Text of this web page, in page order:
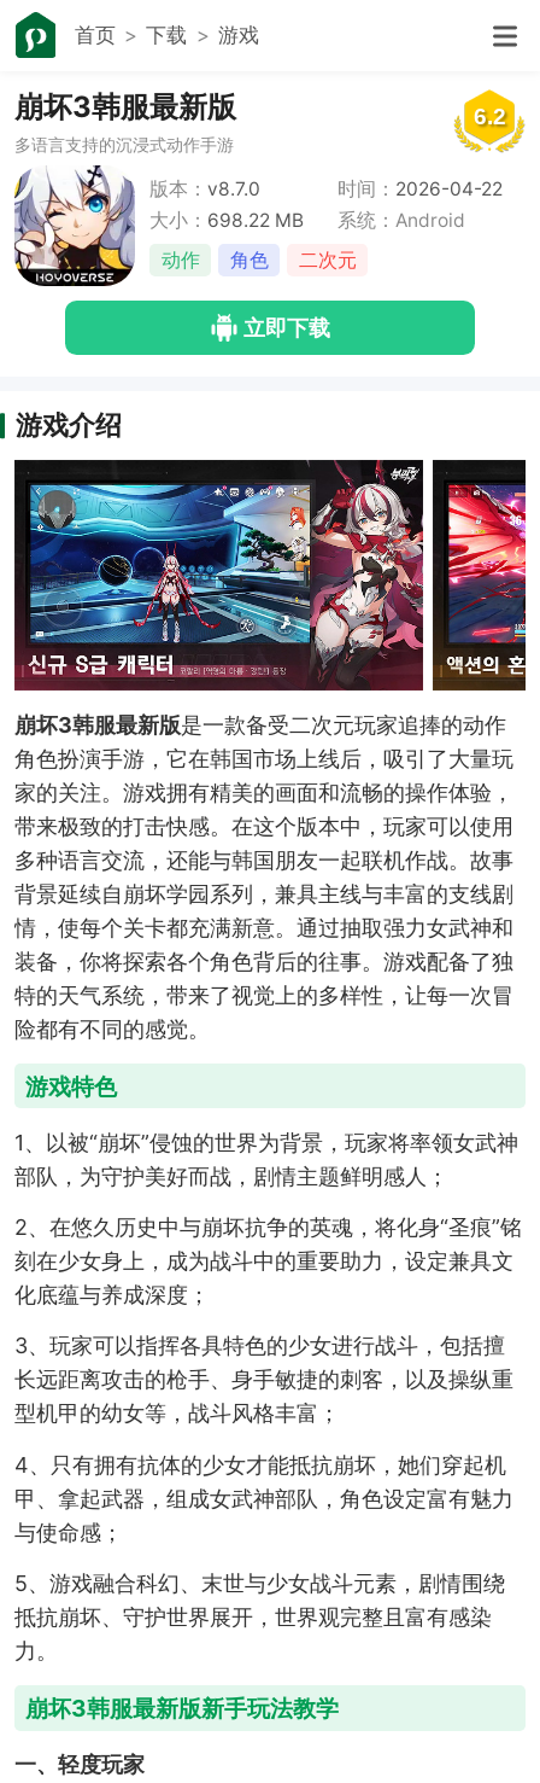
首页 下载 游戏
6.2
崩坏3韩服最新版
多语言支持的沉浸式动作手游
版本：v8.7.0 时间： 2026-04-22
大小： 698.22 MB
系统：Android
动作
角色 二次元
立即下载
游戏介绍
崩坏3韩服最新版是一款备受二次元玩家追捧的动作
角色扮演手游，它在韩国市场上线后，吸引了大量玩
家的关注。游戏拥有精美的画面和流畅的操作体验，
带来极致的打击快感。在这个版本中，玩家可以使用
多种语言交流，还能与韩国朋友一起联机作战。故事
背景延续自崩坏学园系列，兼具主线与丰富的支线剧
情，使每个关卡都充满新意。通过抽取强力女武神和
装备，你将探索各个角色背后的往事。游戏配备了独
特的天气系统，带来了视觉上的多样性，让每一次冒
险都有不同的感觉。
游戏特色
1、以被“崩坏”侵蚀的世界为背景，玩家将率领女武神
部队，为守护美好而战，剧情主题鲜明感人；
2、在悠久历史中与崩坏抗争的英魂，将化身“圣痕”铭
刻在少女身上，成为战斗中的重要助力，设定兼具文
化底蕴与养成深度；
3、玩家可以指挥各具特色的少女进行战斗，包括擅
长远距离攻击的枪手、身手敏捷的刺客，以及操纵重
型机甲的幼女等，战斗风格丰富；
4、只有拥有抗体的少女才能抵抗崩坏，她们穿起机
甲、拿起武器，组成女武神部队，角色设定富有魅力
与使命感；
5、游戏融合科幻、末世与少女战斗元素，剧情围绕
抵抗崩坏、守护世界展开，世界观完整且富有感染
力。
崩坏3韩服最新版新手玩法教学
一、轻度玩家